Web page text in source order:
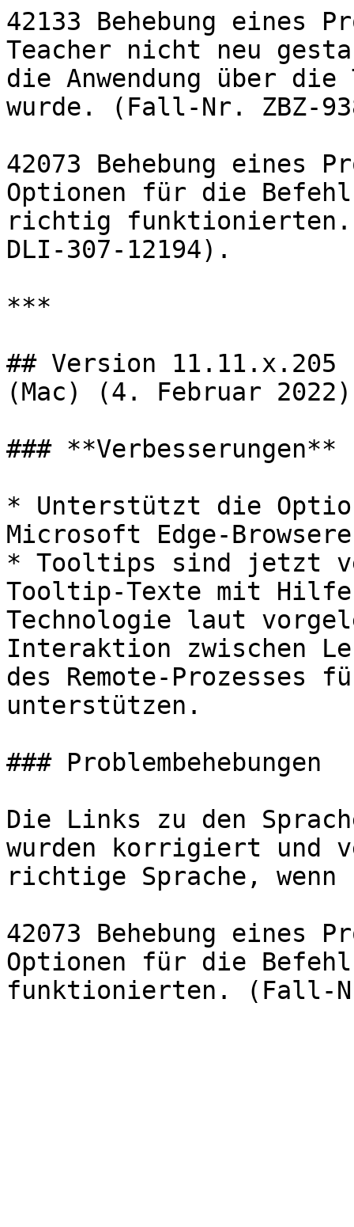
42133 Behebung eines
Teacher nicht neu
die Anwendung über
wurde. (Fall-Nr. ZBZ-
42073 Behebung eines
Optionen für die
richtig funktionierten.
DLI-307-12194).
***
## Version 11.11.x.205
(Mac) (4. Februar 2022)
### **Verbesserungen**
* Unterstützt die
Microsoft Edge-
* Tooltips sind jetzt
Tooltip-Texte mit Hilfe
Technologie laut
Interaktion zwischen
des Remote-Prozesses
unterstützen.
### Problembehebungen
Die Links zu den
wurden korrigiert und
richtige Sprache, wenn
42073 Behebung eines
Optionen für die